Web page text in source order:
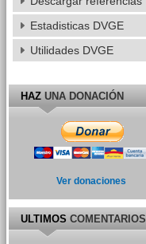
Estadisticas DVGE
Utilidades DVGE
HAZUNA DONACIÓN
Ver donaciones
ULTIMOSCOMENTARIOS